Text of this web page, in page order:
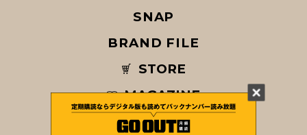
SNAP
BRAND FILE
STORE
MAGAZINE